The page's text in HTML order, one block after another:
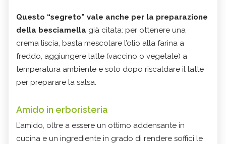
Questo “segreto” vale anche per la preparazione
della besciamella già citata: per ottenere una
crema liscia, basta mescolare l’olio alla farina a
freddo, aggiungere latte (vaccino o vegetale) a
temperatura ambiente e solo dopo riscaldare il latte
per preparare la salsa.
Amido in erboristeria
L’amido, oltre a essere un ottimo addensante in
cucina e un ingrediente in grado di rendere soffici le